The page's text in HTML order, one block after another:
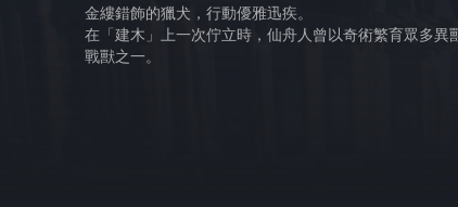
金縷錯飾的獵犬，行動優雅迅疾。
在「建木」上一次佇立時，仙舟人曾以奇術繁育眾多異
戰獸之一。